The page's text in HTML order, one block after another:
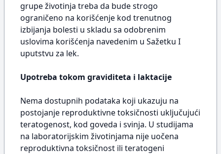
grupe životinja treba da bude strogo
ograničeno na korišćenje kod trenutnog
izbijanja bolesti u skladu sa odobrenim
uslovima korišćenja navedenim u Sažetku I
uputstvu za lek.
Upotreba tokom graviditeta i laktacije
Nema dostupnih podataka koji ukazuju na
postojanje reproduktivne toksičnosti uključujući
teratogenost, kod goveda i svinja. U studijama
na laboratorijskim životinjama nije uočena
reproduktivna toksičnost ili teratogeni